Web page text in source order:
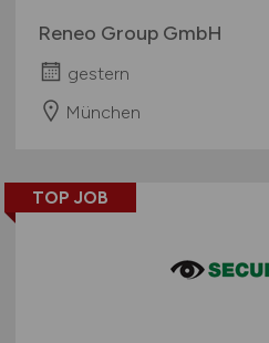
Reneo Group GmbH
gestern
München
TOP JOB